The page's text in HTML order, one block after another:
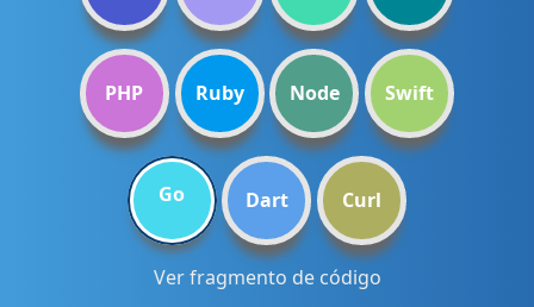
PHP Ruby Node Swift
Go Dart Curl
Ver fragmento de código